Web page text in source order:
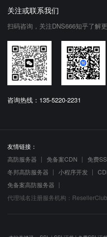
关注或联系我们
扫码咨询，关注DNS666知乎了解
咨询热线：135-5220-2231
友情链接：
高防服务器
免备案CDN 免费
冬邦高防服务器
小程序开发
免备案高防服务器
代理域名注册服务机构：ResellerClub